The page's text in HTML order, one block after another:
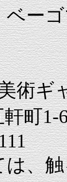
ー
術ギ
町1-
、触